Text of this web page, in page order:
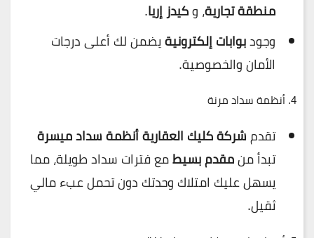
منطقة تجارية، وكيدز إريا.
وجودبوابات إلكترونيةيضمن لك أعلى درجات
الأمان والخصوصية.
4. أنظمة سداد مرنة
تقدمشركة كليك العقاريةأنظمة سداد ميسرة
تبدأ منمقدم بسيطمع فترات سداد طويلة، مما
يسهل عليك امتلاك وحدتك دون تحمل عبء مالي
ثقيل.